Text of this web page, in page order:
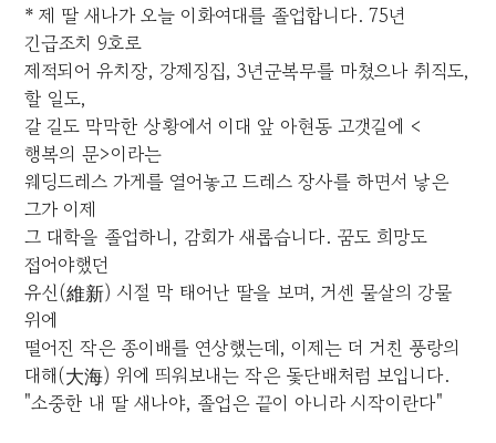
* 제 딸 새나가 오늘 이화여대를 졸업합니다. 75년
긴급조치 9호로
제적되어 유치장, 강제징집, 3년군복무를 마쳤으나 취직도,
할 일도,
갈 길도 막막한 상황에서 이대 앞 아현동 고갯길에 <
행복의 문>이라는
웨딩드레스 가게를 열어놓고 드레스 장사를 하면서 낳은
그가 이제
그 대학을 졸업하니, 감회가 새롭습니다. 꿈도 희망도
접어야했던
유신(維新) 시절 막 태어난 딸을 보며, 거센 물살의 강물
위에
떨어진 작은 종이배를 연상했는데, 이제는 더 거친 풍랑의
대해(大海) 위에 띄워보내는 작은 돛단배처럼 보입니다.
"소중한 내 딸 새나야, 졸업은 끝이 아니라 시작이란다"